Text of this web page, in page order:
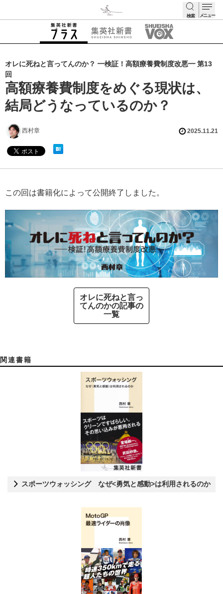
検索 メニュー
オレに死ねと言ってんのか？ ━検証！高額療養費制度改悪━ 第13
回
高額療養費制度をめぐる現状は、
結局どうなっているのか？
西村章 2025.11.21
この回は書籍化によって公開終了しました。
オレに死ねと言っ
てんのかの記事の
一覧
関連書籍
スポーツウォッシング なぜ<勇気と感動>は利用されるのか